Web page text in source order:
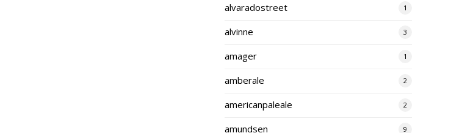
alvaradostreet 1
alvinne 3
amager 1
amberale 2
americanpaleale 2
amundsen 9